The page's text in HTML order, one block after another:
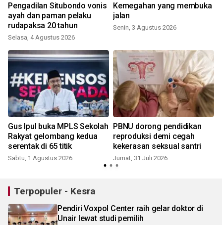
Pengadilan Situbondo vonis
ayah dan paman pelaku
rudapaksa 20 tahun
Selasa, 4 Agustus 2026
Kemegahan yang membuka
jalan
Senin, 3 Agustus 2026
Gus Ipul buka MPLS Sekolah
Rakyat gelombang kedua
serentak di 65 titik
Sabtu, 1 Agustus 2026
PBNU dorong pendidikan
reproduksi demi cegah
kekerasan seksual santri
Jumat, 31 Juli 2026
Terpopuler - Kesra
Pendiri Voxpol Center raih gelar doktor di
Unair lewat studi pemilih